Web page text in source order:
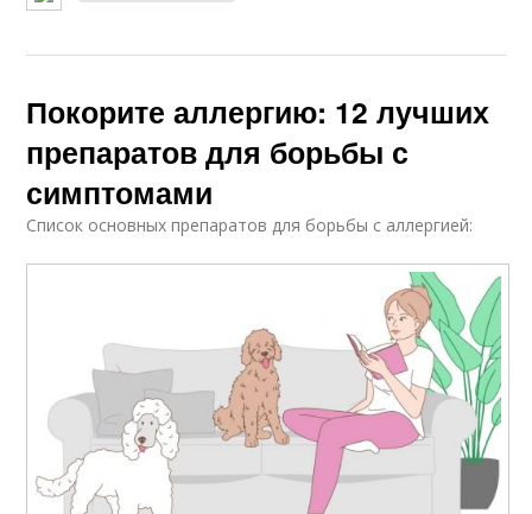
Покорите аллергию: 12 лучших
препаратов для борьбы с
симптомами
Список основных препаратов для борьбы с аллергией: